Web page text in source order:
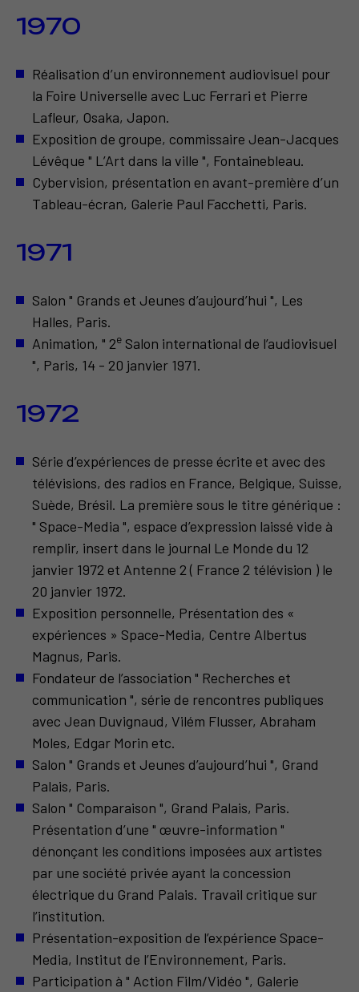
1970
Réalisation d’un environnement audiovisuel pour
la Foire Universelle avec Luc Ferrari et Pierre
Lafleur, Osaka, Japon.
Exposition de groupe, commissaire Jean-Jacques
Lévêque " L’Art dans la ville ", Fontainebleau.
Cybervision, présentation en avant-première d’un
Tableau-écran, Galerie Paul Facchetti, Paris.
1971
Salon " Grands et Jeunes d’aujourd’hui ", Les
Halles, Paris.
Animation, " 2e Salon international de l’audiovisuel
", Paris, 14 - 20 janvier 1971.
1972
Série d’expériences de presse écrite et avec des
télévisions, des radios en France, Belgique, Suisse,
Suède, Brésil. La première sous le titre générique :
" Space-Media ", espace d’expression laissé vide à
remplir, insert dans le journal Le Monde du 12
janvier 1972 et Antenne 2 ( France 2 télévision ) le
20 janvier 1972.
Exposition personnelle, Présentation des «
expériences » Space-Media, Centre Albertus
Magnus, Paris.
Fondateur de l’association " Recherches et
communication ", série de rencontres publiques
avec Jean Duvignaud, Vilém Flusser, Abraham
Moles, Edgar Morin etc.
Salon " Grands et Jeunes d’aujourd’hui ", Grand
Palais, Paris.
Salon " Comparaison ", Grand Palais, Paris.
Présentation d’une " œuvre-information "
dénonçant les conditions imposées aux artistes
par une société privée ayant la concession
électrique du Grand Palais. Travail critique sur
l’institution.
Présentation-exposition de l’expérience Space-
Media, Institut de l’Environnement, Paris.
Participation à " Action Film/Vidéo ", Galerie